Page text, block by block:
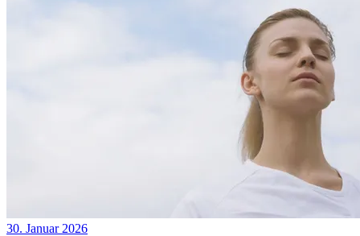
30. Januar 2026